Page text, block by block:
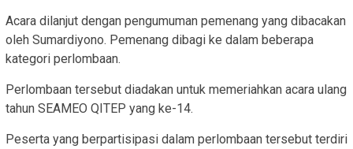
Acara dilanjut dengan pengumuman pemenang yang dibacakan
oleh Sumardiyono. Pemenang dibagi ke dalam beberapa
kategori perlombaan.
Perlombaan tersebut diadakan untuk memeriahkan acara ulang
tahun SEAMEO QITEP yang ke-14.
Peserta yang berpartisipasi dalam perlombaan tersebut terdiri